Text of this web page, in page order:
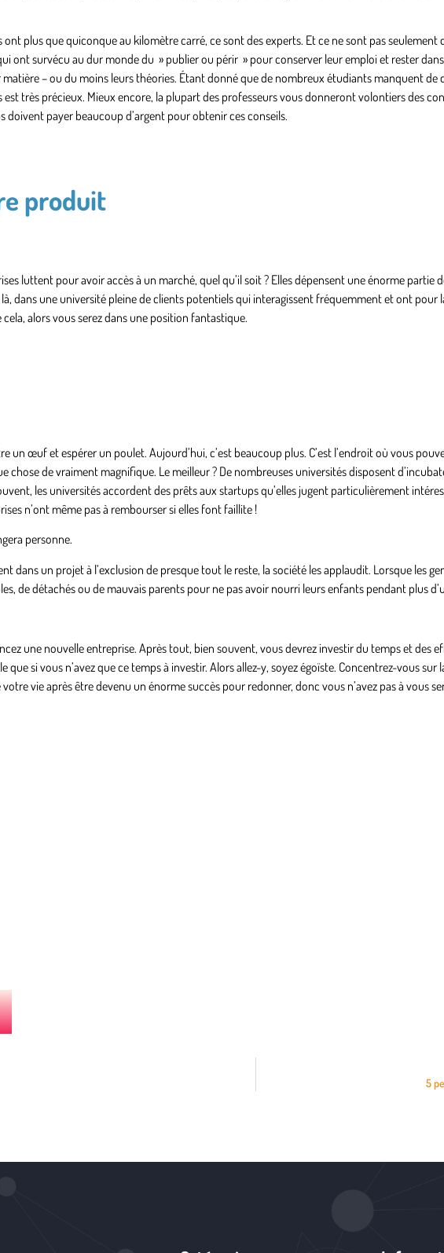
plus que quiconque au kilomètre carré, ce sont des experts. Et ce ne sont pas seulement
ont survécu au dur monde du » publier ou périr » pour conserver leur emploi et rester
matière – ou du moins leurs théories. Étant donné que de nombreux étudiants manquent de
est très précieux. Mieux encore, la plupart des professeurs vous donneront volontiers des
doivent payer beaucoup d’argent pour obtenir ces conseils.
produit
luttent pour avoir accès à un marché, quel qu’il soit ? Elles dépensent une énorme partie
dans une université pleine de clients potentiels qui interagissent fréquemment et ont pour
alors vous serez dans une position fantastique.
un œuf et espérer un poulet. Aujourd’hui, c’est beaucoup plus. C’est l’endroit où vous
chose de vraiment magnifique. Le meilleur ? De nombreuses universités disposent
les universités accordent des prêts aux startups qu’elles jugent particulièrement
n’ont même pas à rembourser si elles font faillite !
personne.
dans un projet à l’exclusion de presque tout le reste, la société les applaudit. Lorsque les
de détachés ou de mauvais parents pour ne pas avoir nourri leurs enfants pendant plus
une nouvelle entreprise. Après tout, bien souvent, vous devrez investir du temps et des
que si vous n’avez que ce temps à investir. Alors allez-y, soyez égoïste. Concentrez-vous sur
vie après être devenu un énorme succès pour redonner, donc vous n’avez pas à vous
5